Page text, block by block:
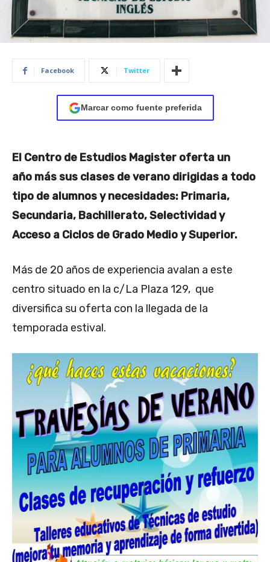
Facebook Twitter
Marcar como fuente preferida
El Centro de Estudios Magister oferta un
año más sus clases de verano dirigidas a todo
tipo de alumnos y necesidades: Primaria,
Secundaria, Bachillerato, Selectividad y
Acceso a Ciclos de Grado Medio y Superior.
Más de 20 años de experiencia avalan a este
centro situado en la c/La Plaza 129, que
diversifica su oferta con la llegada de la
temporada estival.